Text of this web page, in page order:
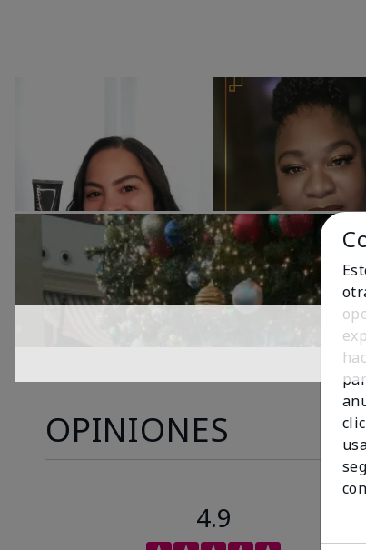
OPINIONES
4.9